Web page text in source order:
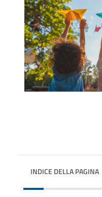
INDICE DELLA PAGINA